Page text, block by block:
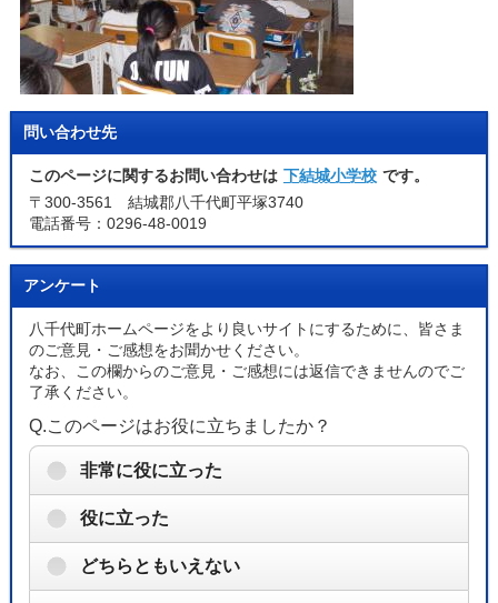
問い合わせ先
このページに関するお問い合わせは 下結城小学校 です。
〒300-3561 結城郡八千代町平塚3740
電話番号：0296-48-0019
アンケート
八千代町ホームページをより良いサイトにするために、皆さま
のご意見・ご感想をお聞かせください。
なお、この欄からのご意見・ご感想には返信できませんのでご
了承ください。
Q.このページはお役に立ちましたか？
非常に役に立った
役に立った
どちらともいえない